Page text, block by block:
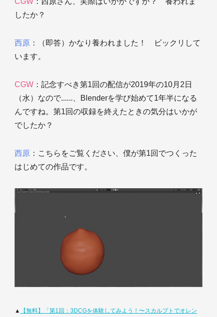
したか？
西原 ：（即答）かなり養われました！ ビックリして
います。
CGW ：記念すべき第1回の配信が2019年の10月2日
（水）なので......、Blenderを学び始めて1年半になる
んですね。第1回の収録を終えたときの気分はいかが
でしたか？
西原 ：こちらをご覧ください、僕が第1回でつくった
はじめての作品です。
▲
【無料】「第1回：3DCGを体験してみよう！〜スカルプトでオレン